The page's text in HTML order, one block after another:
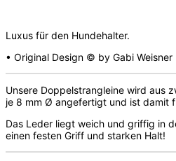
Luxus für den Hundehalter.
• Original Design © by Gabi Weisner
Unsere Doppelstrangleine wird aus
je 8 mm Ø angefertigt und ist damit
Das Leder liegt weich und griffig in
einen festen Griff und starken Halt!